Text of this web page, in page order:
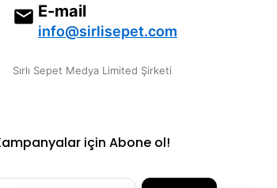
E-mail
info@sirlisepet.com
Sırlı Sepet Medya Limited Şirketi
için Abone ol!